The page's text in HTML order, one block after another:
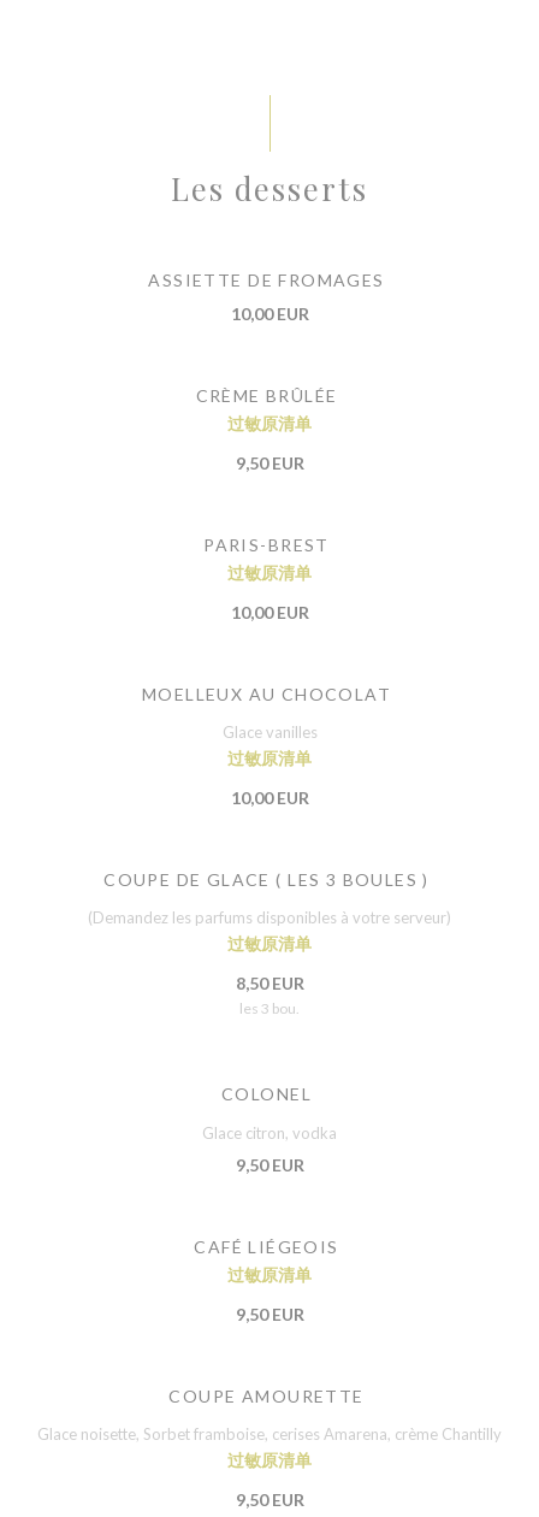
Les desserts
ASSIETTE DE FROMAGES
10,00 EUR
CRÈME BRÛLÉE
过敏原清单
9,50 EUR
PARIS-BREST
过敏原清单
10,00 EUR
MOELLEUX AU CHOCOLAT
Glace vanilles
过敏原清单
10,00 EUR
COUPE DE GLACE ( LES 3 BOULES )
(Demandez les parfums disponibles à votre serveur)
过敏原清单
8,50 EUR
les 3 bou.
COLONEL
Glace citron, vodka
9,50 EUR
CAFÉ LIÉGEOIS
过敏原清单
9,50 EUR
COUPE AMOURETTE
Glace noisette, Sorbet framboise, cerises Amarena, crème Chantilly
过敏原清单
9,50 EUR